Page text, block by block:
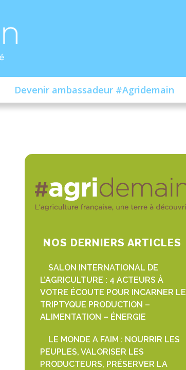
Devenir ambassadeur #Agridemain
NOS DERNIERS ARTICLES
SALON INTERNATIONAL DE
L’AGRICULTURE : 4 ACTEURS À
VOTRE ÉCOUTE POUR INCARNER LE
TRIPTYQUE PRODUCTION –
ALIMENTATION – ÉNERGIE
LE MONDE A FAIM : NOURRIR LES
PEUPLES, VALORISER LES
PRODUCTEURS, PRÉSERVER LA